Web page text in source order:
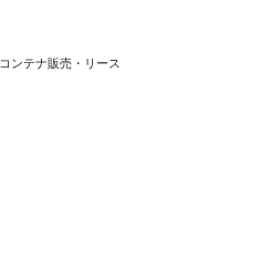
コンテナ販売・リース